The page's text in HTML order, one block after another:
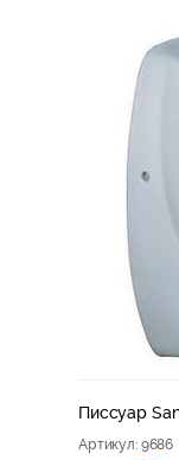
Писсуар
Артикул: 9686